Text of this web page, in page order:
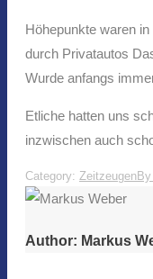
Höhepunkte waren
durch Privatautos
Wurde anfangs
Etliche hatten uns
inzwischen auch
Category: ZeitzeugenBy
Author: Markus